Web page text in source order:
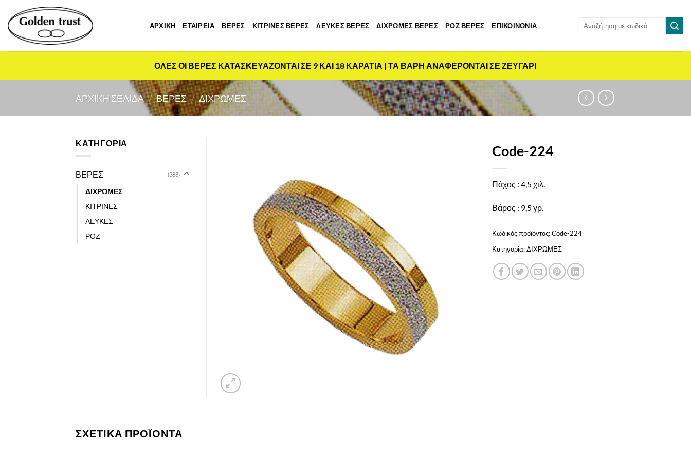
Μετάβαση
στο
περιεχόμενο
ΑΡΧΙΚΗ ΕΤΑΙΡΕΙΑ ΒΕΡΕΣ ΚΙΤΡΙΝΕΣ ΒΕΡΕΣ ΛΕΥΚΕΣ ΒΕΡΕΣ ΔΙΧΡΩΜΕΣ ΒΕΡΕΣ ΡΟΖ ΒΕΡΕΣ ΕΠΙΚΟΙΝΩΝΙΑ
Αναζήτηση
ΟΛΕΣ ΟΙ ΒΕΡΕΣ ΚΑΤΑΣΚΕΥΑΖΟΝΤΑΙ ΣΕ 9 ΚΑΙ 18 ΚΑΡΑΤΙΑ | ΤΑ ΒΑΡΗ ΑΝΑΦΕΡΟΝΤΑΙ ΣΕ ΖΕΥΓΑΡI
ΑΡΧΙΚΉ ΣΕΛΊΔΑ / ΒΕΡΕΣ / ΔΙΧΡΩΜΕΣ
Code-224
Πάχος : 4,5 χιλ.
Βάρος : 9,5 γρ.
Κωδικός προϊόντος:Code-224
Κατηγορία:ΔΙΧΡΩΜΕΣ
ΚΑΤΗΓΟΡΙΑ
ΒΕΡΕΣ (388)
ΔΙΧΡΩΜΕΣ
ΚΙΤΡΙΝΕΣ
ΛΕΥΚΕΣ
ΡΟΖ
ΣΧΕΤΙΚΆ ΠΡΟΪΌΝΤΑ